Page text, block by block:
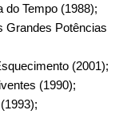
do Tempo (1988);
Grandes Potências
(2001);
(1990);